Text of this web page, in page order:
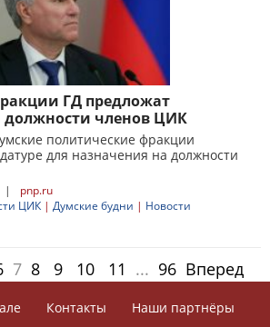
ГД предложат
членов ЦИК
политические фракции
для назначения на должности
|
pnp.ru
ЦИК | Думские будни | Новости
7 8 9 10 11 ... 96 Вперед
Контакты Наши партнёры